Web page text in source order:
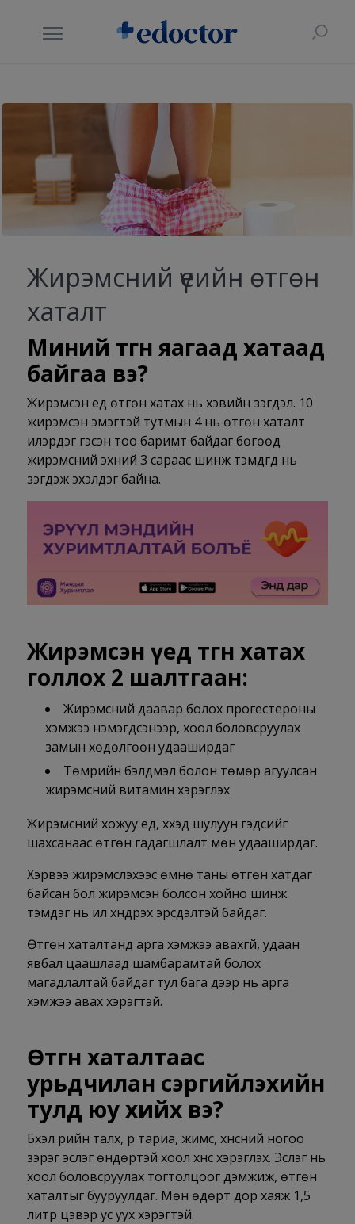
Жирэмсний үеийн өтгөн
хаталт
Миний өтгөн яагаад хатаад
байгаа вэ?
Жирэмсэн үед өтгөн хатах нь хэвийн үзэгдэл. 10
жирэмсэн эмэгтэй тутмын 4 нь өтгөн хаталт
илэрдэг гэсэн тоо баримт байдаг бөгөөд
жирэмсний эхний 3 сараас шинж тэмдгүүд нь
үзэгдэж эхэлдэг байна.
Жирэмсэн үед өтгөн хатах
голлох 2 шалтгаан:
Жирэмсний даавар болох прогестероны
хэмжээ нэмэгдсэнээр, хоол боловсруулах
замын хөдөлгөөн удааширдаг
Төмрийн бэлдмэл болон төмөр агуулсан
жирэмсний витамин хэрэглэх
Жирэмсний хожуу үед, хүүхэд шулуун гэдсийг
шахсанаас өтгөн гадагшлалт мөн удааширдаг.
Хэрвээ жирэмслэхээс өмнө таны өтгөн хатдаг
байсан бол жирэмсэн болсон хойно шинж
тэмдэг нь илүү хүндрэх эрсдэлтэй байдаг.
Өтгөн хаталтанд арга хэмжээ авахгүй, удаан
явбал цаашлаад шамбарамтай болох
магадлалтай байдаг тул бага дээр нь арга
хэмжээ авах хэрэгтэй.
Өтгөн хаталтаас
урьдчилан сэргийлэхийн
тулд юу хийх вэ?
Бүхэл үрийн талх, үр тариа, жимс, хүнсний ногоо
зэрэг эслэг өндөртэй хоол хүнс хэрэглэх. Эслэг нь
хоол боловсруулах тогтолцоог дэмжиж, өтгөн
хаталтыг бууруулдаг. Мөн өдөрт дор хаяж 1,5
литр цэвэр ус уух хэрэгтэй.